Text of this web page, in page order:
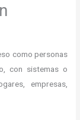
como personas
con sistemas o
empresas,